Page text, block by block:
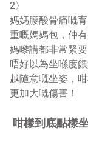
2〉
媽媽腰酸骨痛嘅
重嘅媽媽包，仲
媽嚟講都非常緊要
唔好以為坐喺度
越隨意嘅坐姿，
更加大嘅傷害！
咁樣到底點樣